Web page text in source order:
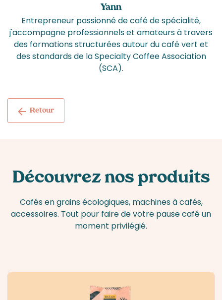
Yann
Entrepreneur passionné de café de spécialité,
j'accompagne professionnels et amateurs à travers
des formations structurées autour du café vert et
des standards de la Specialty Coffee Association
(SCA).
Retour
Découvrez nos produits
Cafés en grains écologiques, machines à cafés,
accessoires. Tout pour faire de votre pause café un
moment privilégié.